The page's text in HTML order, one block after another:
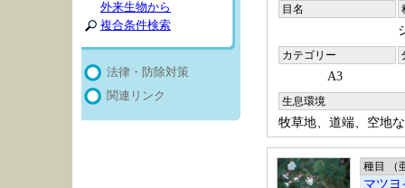
外来生物から
複合条件検索
法律・防除対策
関連リンク
目名
カテゴリー
A3
生息環境
牧草地、道端、空地
種目 （
マツヨ